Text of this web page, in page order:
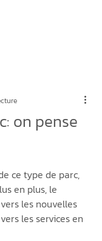
on pense
ce type de parc,
en plus, le
les nouvelles
les services en